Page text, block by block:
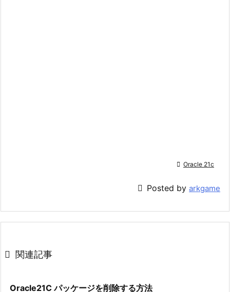
 Oracle 21c
 Posted by arkgame
 関連記事
Oracle21C パッケージを削除する方法